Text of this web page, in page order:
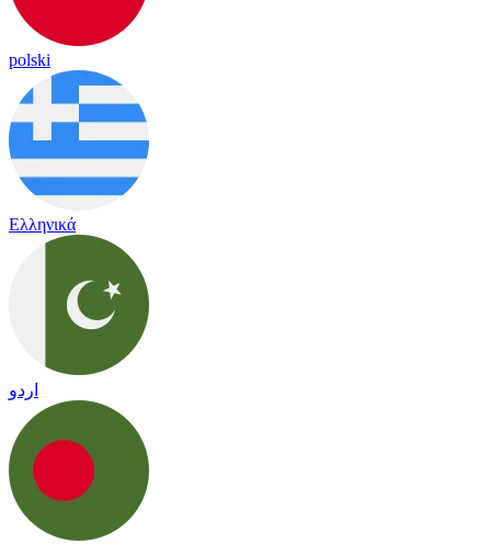
polski
Ελληνικά
اردو